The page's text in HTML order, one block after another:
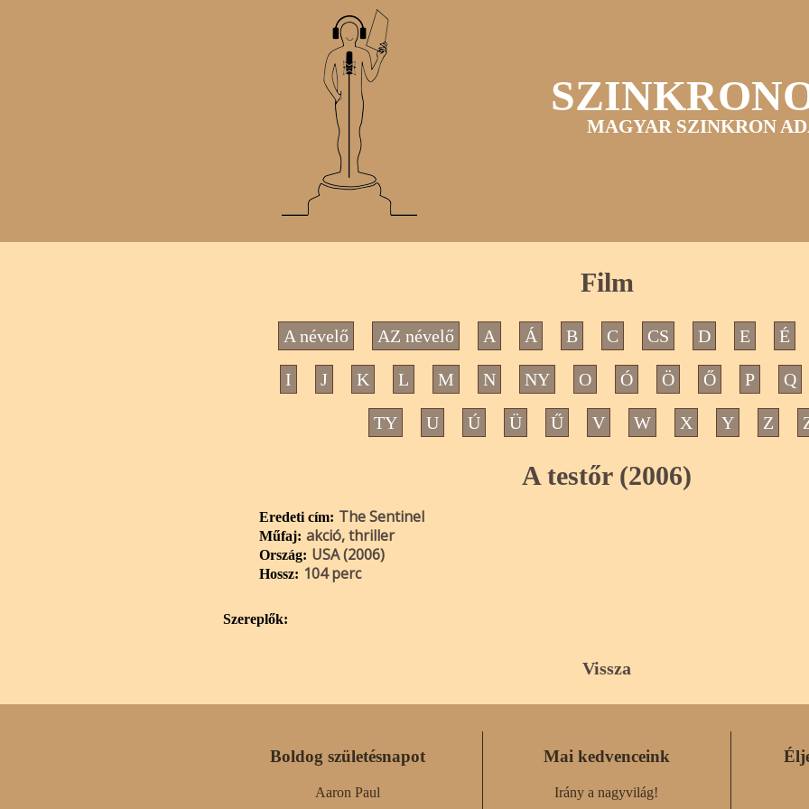
MAGYAR SZINKRON
Film
A névelő AZ névelő A Á B C CS D E É
I J K L M N NY O Ó Ö Ő P Q
TY U Ú Ü Ű V W X Y Z
A testőr (2006)
Eredeti cím: The Sentinel
Műfaj: akció, thriller
Ország: USA (2006)
Hossz: 104 perc
Szereplők:
Vissza
Boldog születésnapot
Aaron Paul
Mai kedvenceink
Irány a nagyvilág!